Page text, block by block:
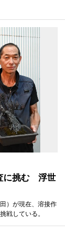
に挑む 浮世
）が現在、溶接作
戦している。